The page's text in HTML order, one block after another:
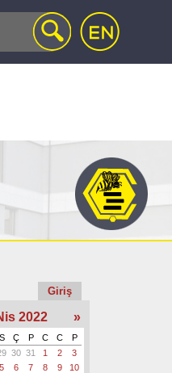
Giriş
2022 »
S Ç P C C
P
30 31 1 2
3
5 6 7 8 9
10